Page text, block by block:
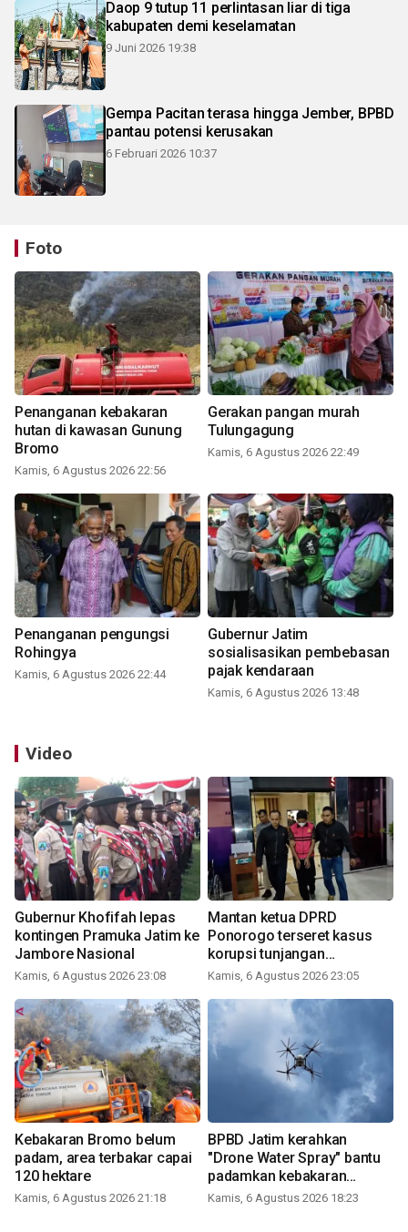
Daop 9 tutup 11 perlintasan liar di tiga
kabupaten demi keselamatan
9 Juni 2026 19:38
Gempa Pacitan terasa hingga Jember, BPBD
pantau potensi kerusakan
6 Februari 2026 10:37
Foto
Penanganan kebakaran
hutan di kawasan Gunung
Bromo
Kamis, 6 Agustus 2026 22:56
Gerakan pangan murah
Tulungagung
Kamis, 6 Agustus 2026 22:49
Penanganan pengungsi
Rohingya
Kamis, 6 Agustus 2026 22:44
Gubernur Jatim
sosialisasikan pembebasan
pajak kendaraan
Kamis, 6 Agustus 2026 13:48
Video
Gubernur Khofifah lepas
kontingen Pramuka Jatim ke
Jambore Nasional
Kamis, 6 Agustus 2026 23:08
Mantan ketua DPRD
Ponorogo terseret kasus
korupsi tunjangan
perumahan
Kamis, 6 Agustus 2026 23:05
Kebakaran Bromo belum
padam, area terbakar capai
120 hektare
Kamis, 6 Agustus 2026 21:18
BPBD Jatim kerahkan
"Drone Water Spray" bantu
padamkan kebakaran
Bromo
Kamis, 6 Agustus 2026 18:23